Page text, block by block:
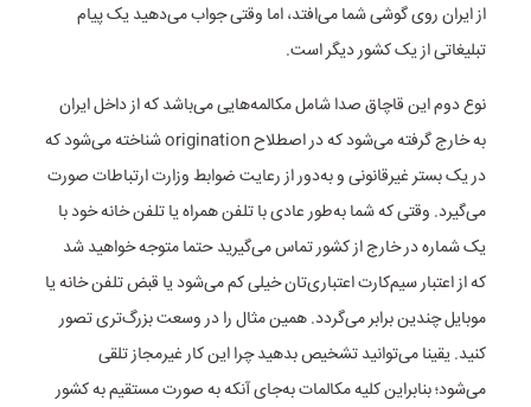
از ایران روی گوشی شما می‌افتد، اما وقتی جواب می‌دهید یک پیام
تبلیغاتی از یک کشور دیگر است.
نوع دوم این قاچاق صدا شامل مکالمه‌هایی می‌باشد که از داخل ایران
به خارج گرفته می‌شود که در اصطلاح origination شناخته می‌شود که
در یک بستر غیرقانونی و به‌دور از رعایت ضوابط وزارت ارتباطات صورت
می‌گیرد. وقتی که شما به‌طور عادی با تلفن همراه یا تلفن خانه خود با
یک شماره در خارج از کشور تماس می‌گیرید حتما متوجه خواهید شد
که از اعتبار سیم‌کارت اعتباری‌تان خیلی کم می‌شود یا قبض تلفن خانه یا
موبایل چندین برابر می‌گردد. همین مثال را در وسعت بزرگ‌تری تصور
کنید. یقینا می‌توانید تشخیص بدهید چرا این کار غیرمجاز تلقی
می‌شود؛ بنابراین کلیه مکالمات به‌جای آنکه به صورت مستقیم به کشور